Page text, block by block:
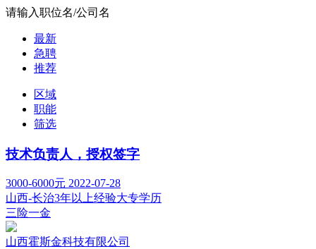
请输入职位名/公司名
最新
急聘
推荐
区域
职能
筛选
技术负责人，授权签字
3000-6000元 2022-07-28
山西-长治3年以上经验大专学历
三险一金
山西霍斯金科技有限公司